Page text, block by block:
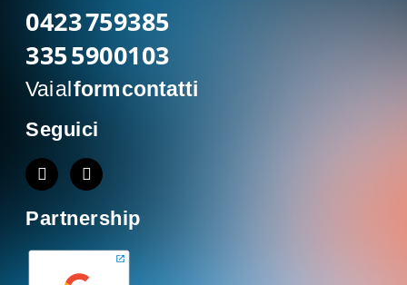
0423 759385
335 5900103
Vai alform contatti
Seguici
Partnership